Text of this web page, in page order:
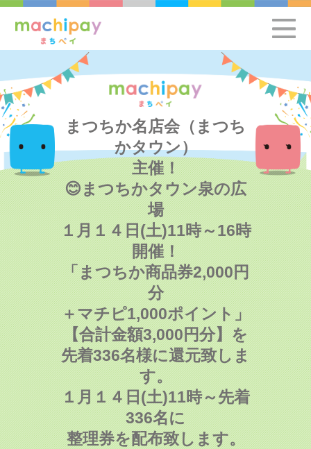
まつちか名店会（まつち
かタウン）
主催！
😊まつちかタウン泉の広
場
１月１４日(土)11時～16時
開催！
「まつちか商品券2,000円
分
＋マチピ1,000ポイント」
【合計金額3,000円分】を
先着336名様に還元致しま
す。
１月１４日(土)11時～先着
336名に
整理券を配布致します。